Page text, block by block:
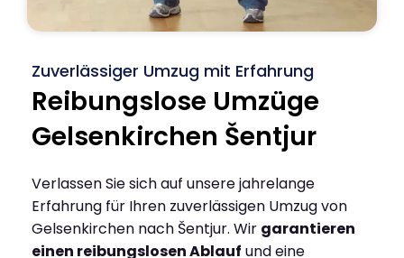
Zuverlässiger Umzug mit Erfahrung
Reibungslose Umzüge
Gelsenkirchen Šentjur
Verlassen Sie sich auf unsere jahrelange
Erfahrung für Ihren zuverlässigen Umzug von
Gelsenkirchen nach Šentjur. Wir garantieren
einen reibungslosen Ablauf und eine